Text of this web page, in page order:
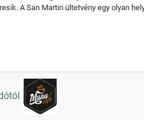
A San Martin ültetvény egy olyan